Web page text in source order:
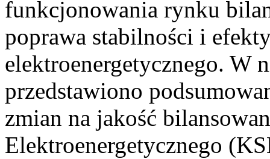
funkcjonowania rynku
poprawa stabilności i
elektroenergetycznego. W
przedstawiono
zmian na jakość
Elektroenergetycznego